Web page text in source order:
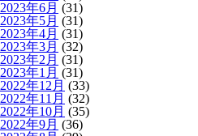
2023年6月 (31)
2023年5月 (31)
2023年4月 (31)
2023年3月 (32)
2023年2月 (31)
2023年1月 (31)
2022年12月 (33)
2022年11月 (32)
2022年10月 (35)
2022年9月 (36)